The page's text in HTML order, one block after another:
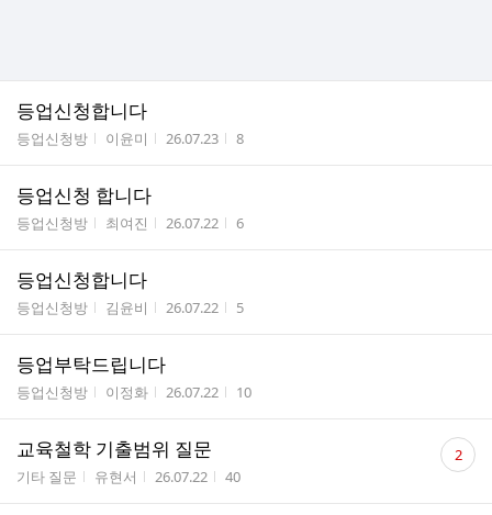
등업신청합니다
게시판명
등업신청방 작성자
이윤미 작성시간
26.07.23 조회수
8
등업신청 합니다
게시판명
등업신청방 작성자
최여진 작성시간
26.07.22 조회수
6
등업신청합니다
게시판명
등업신청방 작성자
김윤비 작성시간
26.07.22 조회수
5
등업부탁드립니다
게시판명
등업신청방 작성자
이정화 작성시간
26.07.22 조회수
10
교육철학 기출범위 질문
게시판명
기타 질문 작성자
유현서 작성시간
26.07.22 조회수
40
댓
글 2